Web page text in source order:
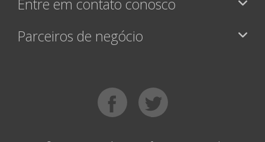
Entre em contato conosco
Parceiros de negócio